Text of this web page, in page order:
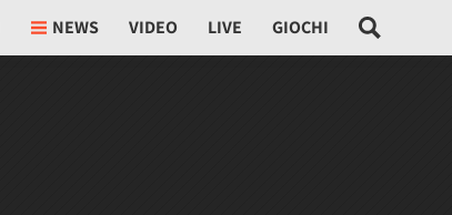
NEWS VIDEO LIVE GIOCHI